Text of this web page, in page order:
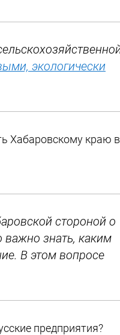
экологически
Хабаровскому краю в
стороной о
знать, каким
В этом вопросе
предприятия?